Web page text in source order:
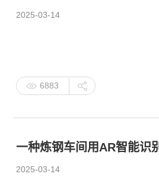
2025-03-14
6883
2025-03-14